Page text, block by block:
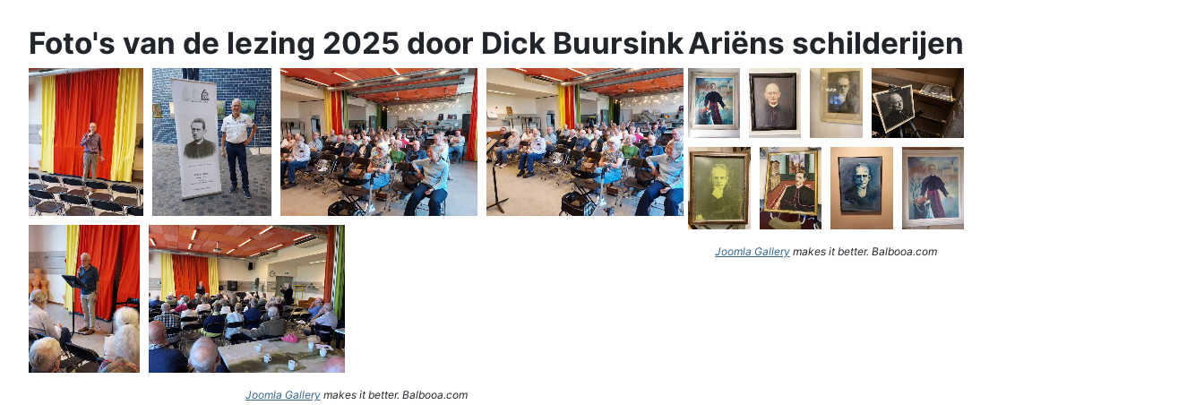
Foto's van de lezing 2025 door Dick Buursink
Joomla Gallerymakes it better. Balbooa.com
Ariëns schilderijen
Joomla Gallery makes it better. Balbooa.com